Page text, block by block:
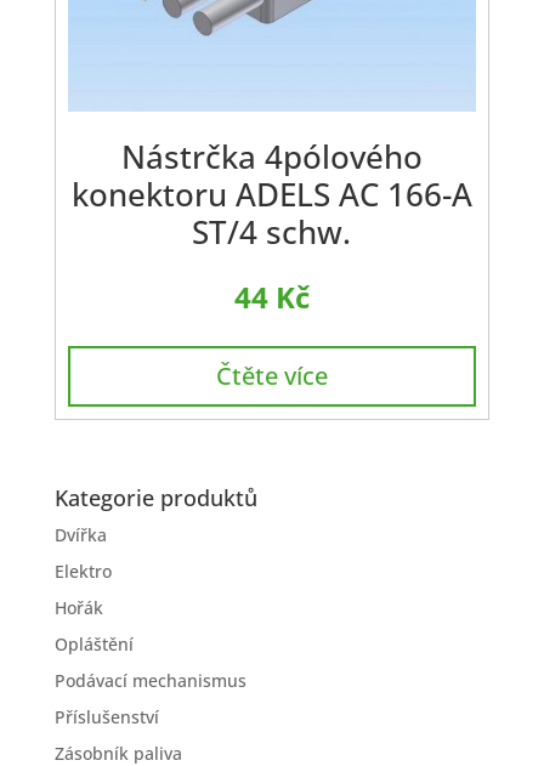
Nástrčka 4pólového
konektoru ADELS AC 166-A
ST/4 schw.
44 Kč
Čtěte více
Kategorie produktů
Dvířka
Elektro
Hořák
Opláštění
Podávací mechanismus
Příslušenství
Zásobník paliva